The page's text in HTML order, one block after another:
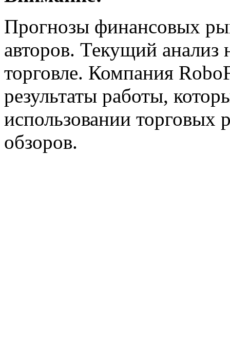
Прогнозы финансовых
авторов. Текущий анализ
торговле. Компания
результаты работы,
использовании торговых
обзоров.